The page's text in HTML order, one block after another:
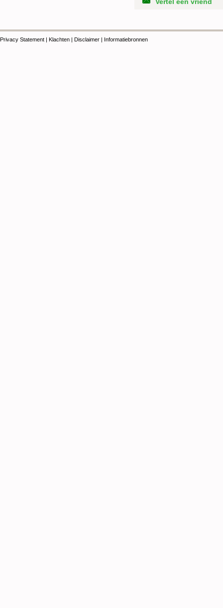
Privacy Statement | Klachten | Disclaimer | Informatiebronnen